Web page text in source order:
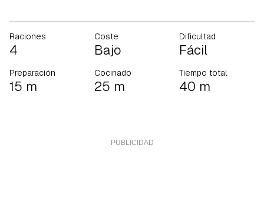
Raciones
4
Coste
Bajo
Dificultad
Fácil
Preparación
15 m
Cocinado
25 m
Tiempo total
40 m